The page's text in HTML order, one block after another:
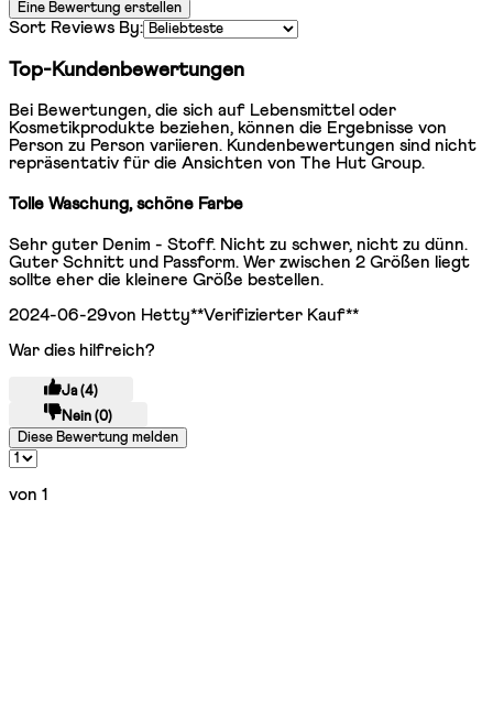
Eine Bewertung erstellen
Sort Reviews By:
Top-Kundenbewertungen
Bei Bewertungen, die sich auf Lebensmittel oder
Kosmetikprodukte beziehen, können die Ergebnisse von
Person zu Person variieren. Kundenbewertungen sind nicht
repräsentativ für die Ansichten von The Hut Group.
Tolle Waschung, schöne Farbe
5 Sterne von maximal 5
Sehr guter Denim - Stoff. Nicht zu schwer, nicht zu dünn.
Guter Schnitt und Passform. Wer zwischen 2 Größen liegt
sollte eher die kleinere Größe bestellen.
2024-06-29von Hetty**Verifizierter Kauf**
War dies hilfreich?
Ja (4)
Nein (0)
Diese Bewertung melden
von 1